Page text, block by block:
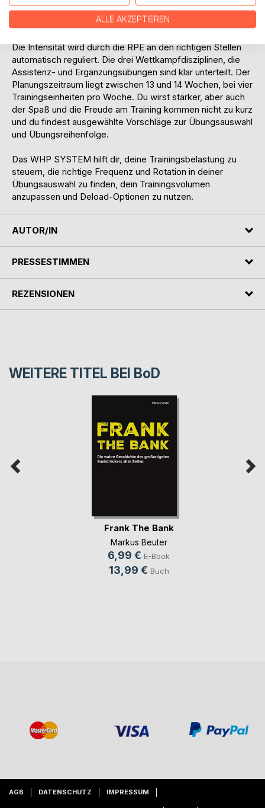
Ergänzungsübungen sind schlüssig aufeinander
Die Intensität wird durch die RPE an den richtigen Stellen
automatisch reguliert. Die drei Wettkampfdisziplinen, die
Assistenz- und Ergänzungsübungen sind klar unterteilt. Der
Planungszeitraum liegt zwischen 13 und 14 Wochen, bei vier
Trainingseinheiten pro Woche. Du wirst stärker, aber auch
der Spaß und die Freude am Training kommen nicht zu kurz
und du findest ausgewählte Vorschläge zur Übungsauswahl
und Übungsreihenfolge.
Das WHP SYSTEM hilft dir, deine Trainingsbelastung zu
steuern, die richtige Frequenz und Rotation in deiner
Übungsauswahl zu finden, dein Trainingsvolumen
anzupassen und Deload-Optionen zu nutzen.
AUTOR/IN
PRESSESTIMMEN
REZENSIONEN
WEITERE TITEL BEI BoD
Frank The Bank
Markus Beuter
6,99 € E-Book
13,99 € Buch
AGB DATENSCHUTZ IMPRESSUM
ALLE AKZEPTIEREN